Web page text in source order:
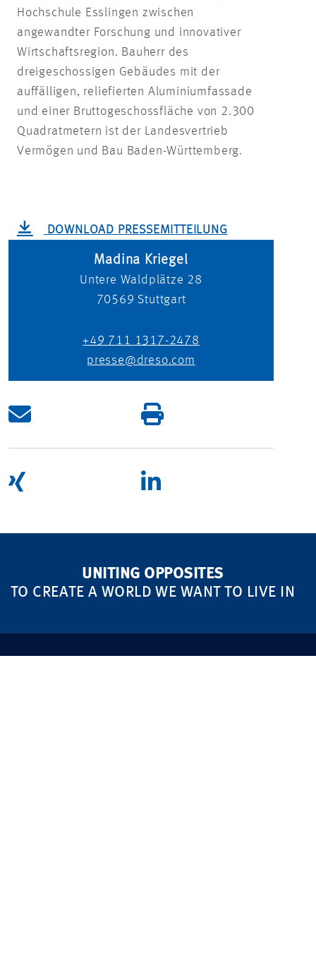
Hochschule Esslingen zwischen
angewandter Forschung und innovativer
Wirtschaftsregion. Bauherr des
dreigeschossigen Gebäudes mit der
auffälligen, reliefierten Aluminiumfassade
und einer Bruttogeschossfläche von 2.300
Quadratmetern ist der Landesvertrieb
Vermögen und Bau Baden-Württemberg.
DOWNLOAD PRESSEMITTEILUNG
Madina Kriegel
Untere Waldplätze 28
70569 Stuttgart
+49 711 1317-2478
presse@dreso.com
UNITING OPPOSITES
TO CREATE A WORLD WE WANT TO LIVE IN